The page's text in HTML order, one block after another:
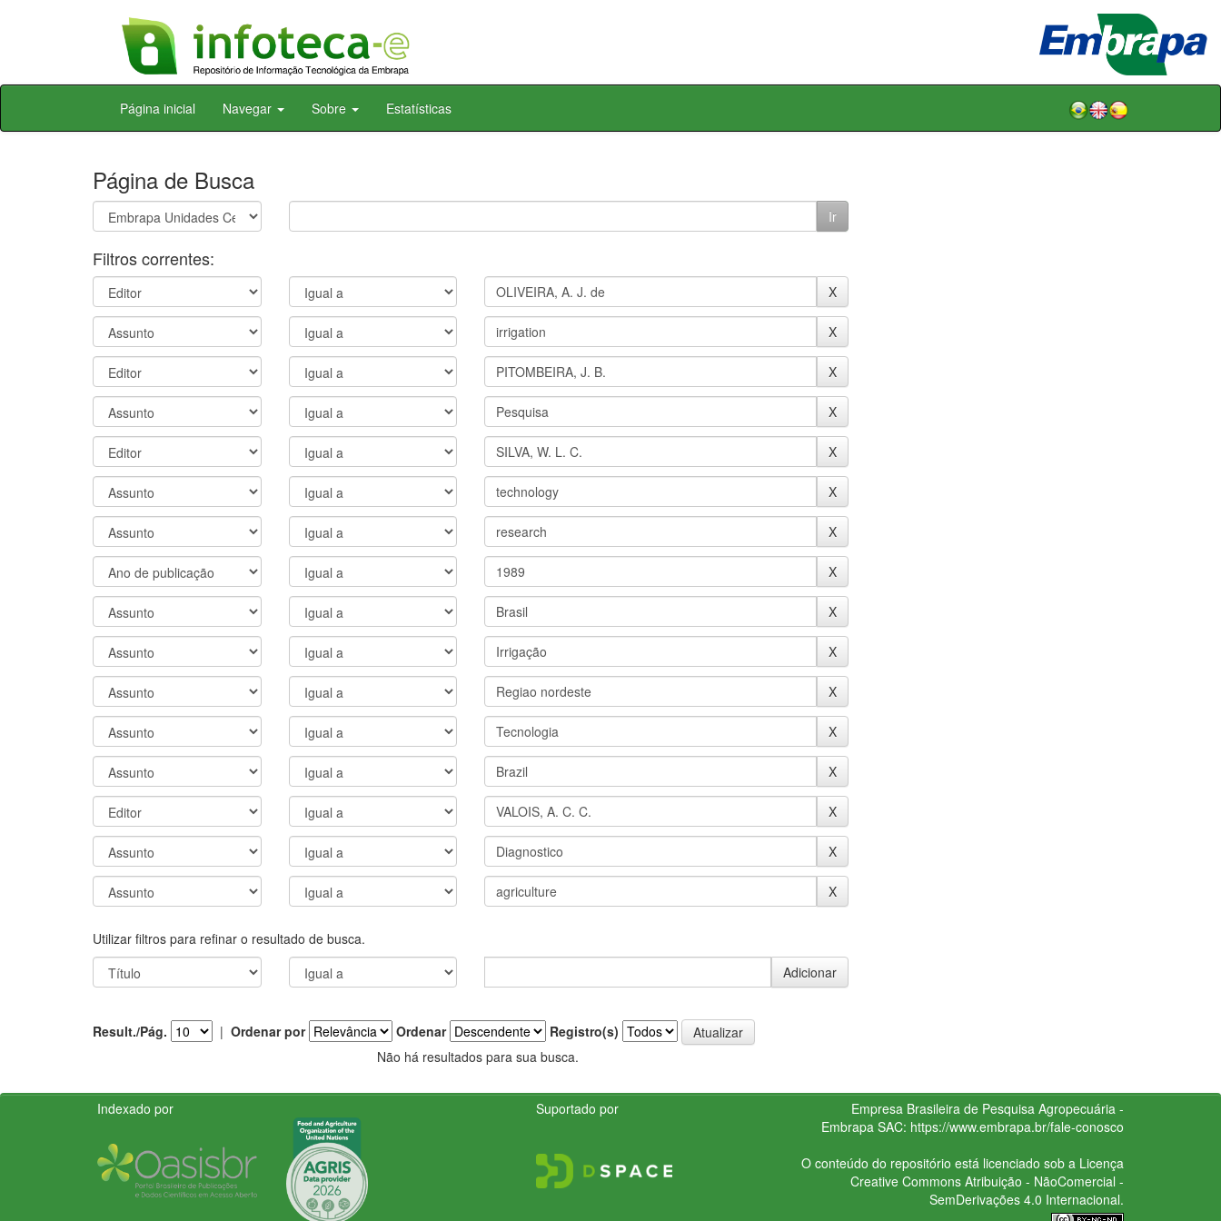
Skip
Página inicial Navegar Sobre Estatísticas
Página de Busca
Filtros correntes:
Utilizar filtros para refinar o resultado de busca.
Result./Pág. | Ordenar por Ordenar
Registro(s)
Não há resultados para sua busca.
Indexado por Suportado por
Empresa Brasileira de Pesquisa Agropecuária -
Embrapa SAC: https://www.embrapa.br/fale-conosco
O conteúdo do repositório está licenciado sob a Licença
Creative CommonsAtribuição - NãoComercial -
SemDerivações 4.0 Internacional.